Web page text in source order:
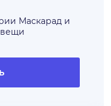
Маскарад и
вещи